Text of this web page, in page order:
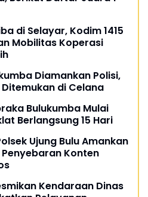
di Selayar, Kodim 1415
Mobilitas Koperasi
Diamankan Polisi,
Ditemukan di Celana
Bulukumba Mulai
Berlangsung 15 Hari
Ujung Bulu Amankan
Konten
Kendaraan Dinas